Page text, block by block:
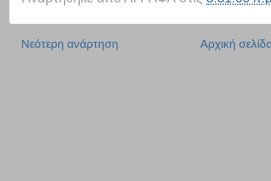
Νεότερη ανάρτηση Αρχική